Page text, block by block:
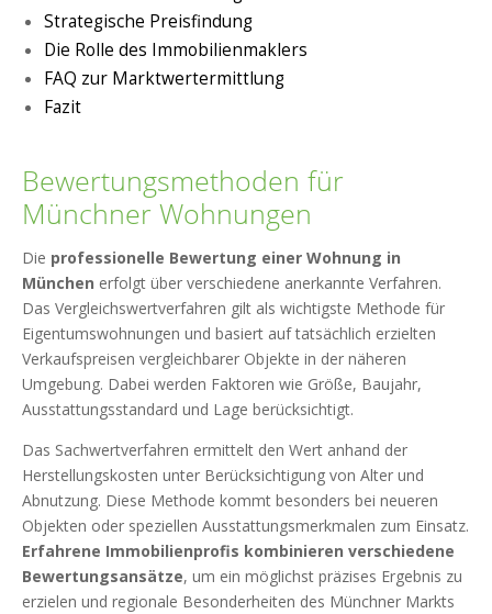
Strategische Preisfindung
Die Rolle des Immobilienmaklers
FAQ zur Marktwertermittlung
Fazit
Bewertungsmethoden für
Münchner Wohnungen
Die professionelle Bewertung einer Wohnung in
München erfolgt über verschiedene anerkannte Verfahren.
Das Vergleichswertverfahren gilt als wichtigste Methode für
Eigentumswohnungen und basiert auf tatsächlich erzielten
Verkaufspreisen vergleichbarer Objekte in der näheren
Umgebung. Dabei werden Faktoren wie Größe, Baujahr,
Ausstattungsstandard und Lage berücksichtigt.
Das Sachwertverfahren ermittelt den Wert anhand der
Herstellungskosten unter Berücksichtigung von Alter und
Abnutzung. Diese Methode kommt besonders bei neueren
Objekten oder speziellen Ausstattungsmerkmalen zum Einsatz.
Erfahrene Immobilienprofis kombinieren verschiedene
Bewertungsansätze, um ein möglichst präzises Ergebnis zu
erzielen und regionale Besonderheiten des Münchner Markts